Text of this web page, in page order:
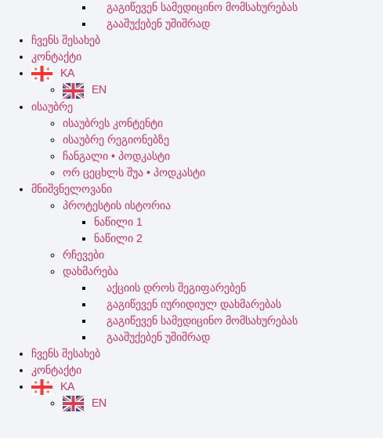
გაგიწევენ სამედიცინო მომსახურებას
გააშუქებენ უშიშრად
ჩვენს შესახებ
კონტაქტი
KA
EN
ისაუბრე
ისაუბრეს კონტენტი
ისაუბრე რეგიონებზე
ჩანგალი • პოდკასტი
ორ ცეცხლს შუა • პოდკასტი
მნიშვნელოვანი
პროტესტის ისტორია
ნაწილი 1
ნაწილი 2
რჩევები
დახმარება
აქციის დროს შეგიფარებენ
გაგიწევენ იურიდიულ დახმარებას
გაგიწევენ სამედიცინო მომსახურებას
გააშუქებენ უშიშრად
ჩვენს შესახებ
კონტაქტი
KA
EN